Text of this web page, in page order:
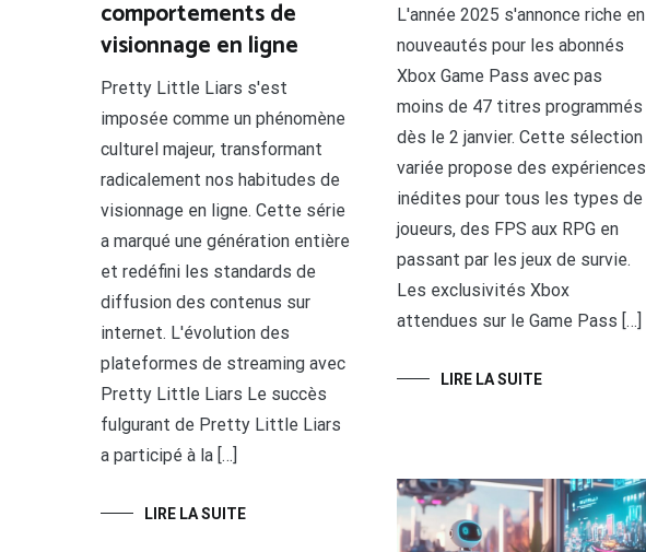
L'année 2025 s'annonce riche en
nouveautés pour les abonnés
Xbox Game Pass avec pas
moins de 47 titres programmés
dès le 2 janvier. Cette sélection
variée propose des expériences
inédites pour tous les types de
joueurs, des FPS aux RPG en
passant par les jeux de survie.
Les exclusivités Xbox
attendues sur le Game Pass […]
LIRE LA SUITE
comportements de
visionnage en ligne
Pretty Little Liars s'est
imposée comme un phénomène
culturel majeur, transformant
radicalement nos habitudes de
visionnage en ligne. Cette série
a marqué une génération entière
et redéfini les standards de
diffusion des contenus sur
internet. L'évolution des
plateformes de streaming avec
Pretty Little Liars Le succès
fulgurant de Pretty Little Liars
a participé à la […]
LIRE LA SUITE